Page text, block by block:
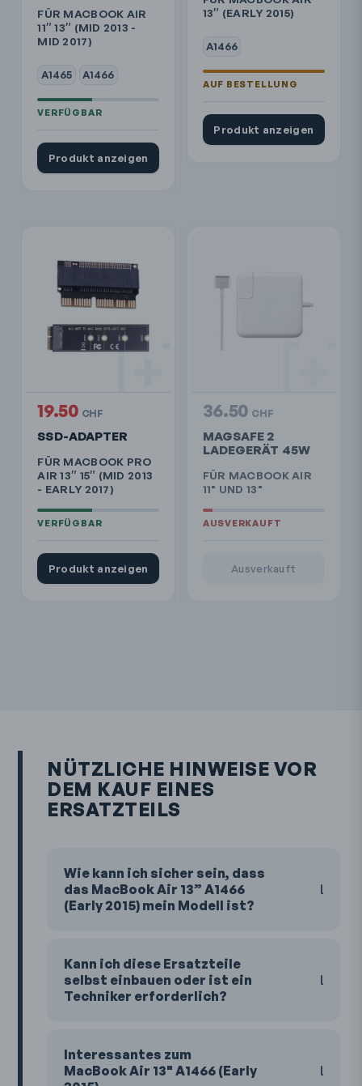
FÜR MACBOOK AIR
11″ 13″ (MID 2013 -
MID 2017)
A1465 A1466
Produkt anzeigen
13″ (EARLY 2015)
A1466
Produkt anzeigen
SSD-ADAPTER
FÜR MACBOOK PRO
AIR 13″ 15″ (MID 2013
- EARLY 2017)
19.50 CHF
Produkt anzeigen
MAGSAFE 2
LADEGERÄT 45W
FÜR MACBOOK AIR
11" UND 13"
36.50 CHF
Ausverkauft
NÜTZLICHE HINWEISE VOR
DEM KAUF EINES
ERSATZTEILS
Wie kann ich sicher sein, dass
das MacBook Air 13” A1466
(Early 2015) mein Modell ist?
Kann ich diese Ersatzteile
selbst einbauen oder ist ein
Techniker erforderlich?
Interessantes zum
MacBook Air 13" A1466 (Early